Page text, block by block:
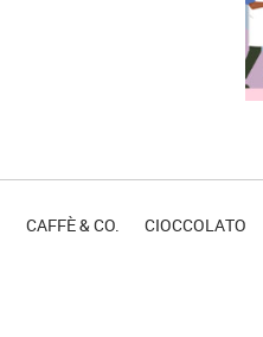
CAFFÈ & CO. CIOCCOLATO